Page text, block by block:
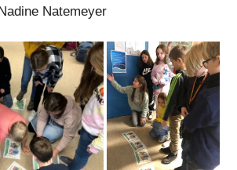
Natemeyer